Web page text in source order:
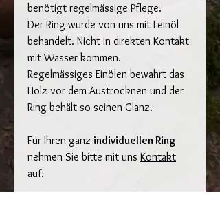
benötigt regelmässige Pflege.
Der Ring wurde von uns mit Leinöl
behandelt. Nicht in direkten Kontakt
mit Wasser kommen.
Regelmässiges Einölen bewahrt das
Holz vor dem Austrocknen und der
Ring behält so seinen Glanz.
Für Ihren ganz individuellen Ring
nehmen Sie bitte mit uns Kontakt
auf.